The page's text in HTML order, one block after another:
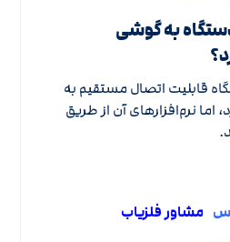
به گوشی
قابلیت اتصال مستقیم به
نرم‌افزارهای آن از طریق
مشاور فلزیاب